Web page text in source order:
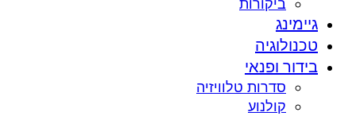
גיימינג
טכנולוגיה
בידור ופנאי
סדרות טלוויזיה
קולנוע